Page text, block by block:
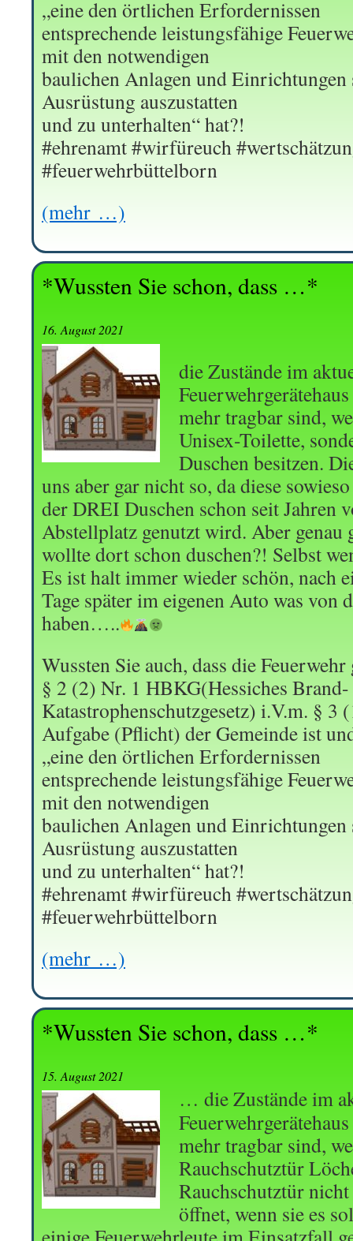
„eine den örtlichen Erfordernissen
entsprechende leistungsfähige
mit den notwendigen
baulichen Anlagen und Einrichtungen
Ausrüstung auszustatten
und zu unterhalten“ hat?!
#ehrenamt #wirfüreuch
#feuerwehrbüttelborn
(mehr …)
*Wussten Sie schon, dass …*
16. August 2021
die Zustände im
mehr tragbar sind,
Unisex-Toilette,
Duschen besitzen.
uns aber gar nicht so, da diese
der DREI Duschen schon seit Jahren
Abstellplatz genutzt wird. Aber genau
wollte dort schon duschen?! Selbst
Es ist halt immer wieder schön, nach
Tage später im eigenen Auto was von
haben…..
Wussten Sie auch, dass die Feuerwehr
§ 2 (2) Nr. 1 HBKG(Hessiches
Katastrophenschutzgesetz) i.V.m. § 3
Aufgabe (Pflicht) der Gemeinde ist
„eine den örtlichen Erfordernissen
entsprechende leistungsfähige
mit den notwendigen
baulichen Anlagen und Einrichtungen
Ausrüstung auszustatten
und zu unterhalten“ hat?!
#ehrenamt #wirfüreuch
#feuerwehrbüttelborn
(mehr …)
*Wussten Sie schon, dass …*
15. August 2021
… die Zustände im
mehr tragbar sind,
Rauchschutztür
Rauchschutztür
öffnet, wenn sie es